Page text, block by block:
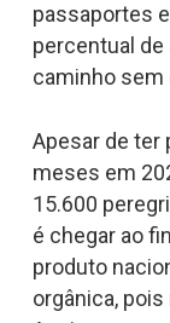
passaportes
percentual
caminho sem
Apesar de ter
meses em
15.600
é chegar ao
produto
orgânica,